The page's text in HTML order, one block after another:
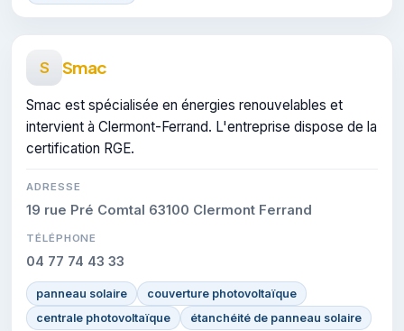
S Smac
Smac est spécialisée en énergies renouvelables et
intervient à Clermont-Ferrand. L'entreprise dispose de la
certification RGE.
ADRESSE
19 rue Pré Comtal 63100 Clermont Ferrand
TÉLÉPHONE
04 77 74 43 33
panneau solaire
couverture photovoltaïque
centrale photovoltaïque
étanchéité de panneau solaire